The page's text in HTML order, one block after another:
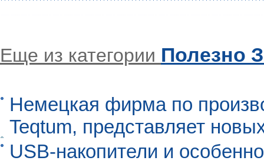
Еще из категории Полезно
Немецкая фирма по
Teqtum, представляет
USB-накопители и